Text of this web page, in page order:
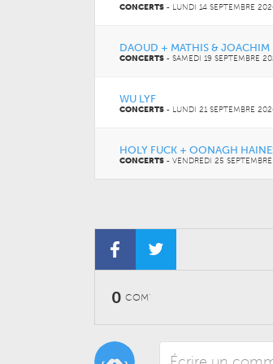
CONCERTS- LUNDI 14 SEPTEMBRE
DAOUD + MATHIS & JOACHIM
CONCERTS- SAMEDI 19 SEPTEMBRE
WU LYF
CONCERTS- LUNDI 21 SEPTEMBRE
HOLY FUCK + OONAGH
CONCERTS- VENDREDI 25
0 COM'